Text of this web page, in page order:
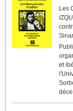
Les
et